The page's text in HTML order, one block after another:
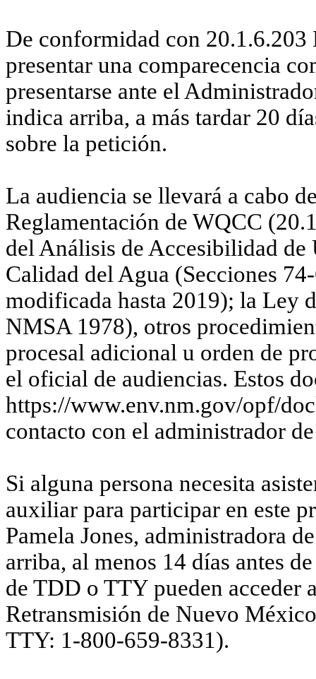
De conformidad con
presentar una comparecencia
presentarse ante el
indica arriba, a más tardar 20
sobre la petición.
La audiencia se llevará a cabo
Reglamentación de WQCC
del Análisis de Accesibilidad
Calidad del Agua (Secciones
modificada hasta 2019); la Ley
NMSA 1978), otros
procesal adicional u orden de
el oficial de audiencias. Estos
https://www.env.nm.gov/opf/
contacto con el administrador
Si alguna persona necesita
auxiliar para participar en este
Pamela Jones, administradora
arriba, al menos 14 días antes
de TDD o TTY pueden acceder
Retransmisión de Nuevo
TTY: 1-800-659-8331).